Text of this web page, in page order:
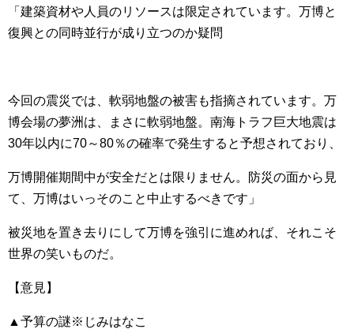
「建築資材や人員のリソースは限定されています。万博と
復興との同時並行が成り立つのか疑問
今回の震災では、軟弱地盤の被害も指摘されています。万
博会場の夢洲は、まさに軟弱地盤。南海トラフ巨大地震は
30年以内に70～80％の確率で発生すると予想されており、
万博開催期間中が安全だとは限りません。防災の面から見
て、万博はいっそのこと中止するべきです」
被災地を置き去りにして万博を強引に進めれば、それこそ
世界の笑いものだ。
【意見】
▲予算の謎※じみはなこ